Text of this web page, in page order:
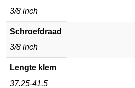
3/8 inch
Schroefdraad
3/8 inch
Lengte klem
37.25-41.5